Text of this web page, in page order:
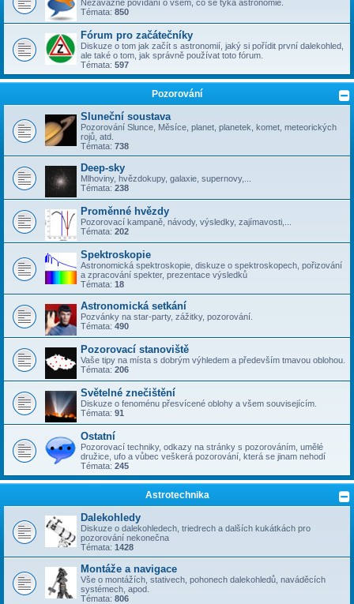
Nezávazné povídání o všem, co se týka astronomie.
Témata: 850
Fórum pro začátečníky
Diskuze o tom jak začít s astronomií, jaký si pořídit první dalekohled,
ale také o tom, jak správně používat toto fórum.
Témata: 597
Pozorování
Sluneční soustava
Pozorování Slunce, Měsíce, planet, planetek, komet, meteorických
rojů, atd.
Témata: 738
Deep-sky
Mlhoviny, hvězdokupy, galaxie, supernovy,...
Témata: 238
Proměnné hvězdy
Pozorovací kampaně, návody, výsledky, zajímavosti,...
Témata: 202
Spektroskopie
Astronomická spektroskopie, diskuze o spektroskopech, pořizování
a zpracování spekter, prezentace výsledků
Témata: 18
Astronomická setkání
Pozvánky na star-party, zážitky, pozorování.
Témata: 490
Pozorovací stanoviště
Vaše tipy na místa s dobrým výhledem a především tmavou oblohou.
Témata: 206
Světelné znečištění
Diskuze o fenoménu přesvícené oblohy a všem souvisejícím.
Témata: 91
Ostatní
Pozorovací techniky, odkazy na stránky s pozorováním, umělé
družice, ufo a vůbec veškerá pozorování, která se jinam nehodí
Témata: 245
Astrotechnika
Dalekohledy
Diskuze o dalekohledech, triedrech a dalších kukátkách pro
pozorování nekonečna
Témata: 1428
Montáže a navigace
Vše o montážích, stativech, pohonech dalekohledů, naváděcích
systémech, apod.
Témata: 806